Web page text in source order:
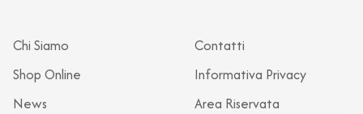
Chi Siamo
Shop Online
News
Contatti
Informativa Privacy
Area Riservata